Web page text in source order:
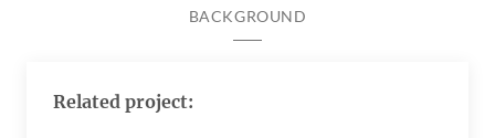
BACKGROUND
Related project: